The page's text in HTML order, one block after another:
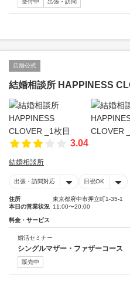
受付中 出張・訪問
店舗公式
結婚相談所 HAPPINESS
3.04
結婚相談所
出張・訪問対応 日祝OK
住所
東京都府中市押立町1-35-1
本日の営業状況 11:00〜20:00
料金・サービス
婚活セミナー
シングルマザー・ファザーコース
販売中